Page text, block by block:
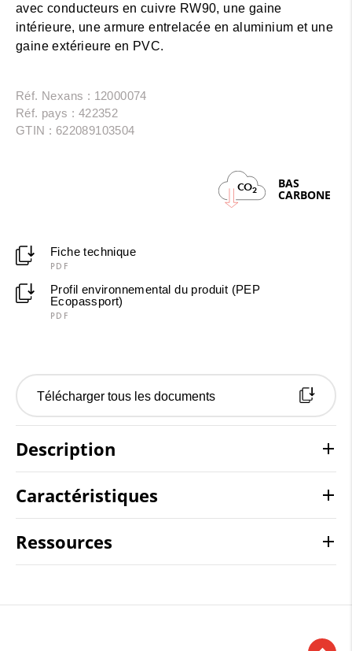
avec conducteurs en cuivre RW90, une gaine
intérieure, une armure entrelacée en aluminium et une
gaine extérieure en PVC.
Réf. Nexans : 12000074
Réf. pays : 422352
GTIN : 622089103504
CO2 BAS
CARBONE
Fiche technique
PDF
Profil environnemental du produit (PEP
Ecopassport)
PDF
Télécharger tous les documents
Description
Caractéristiques
Ressources